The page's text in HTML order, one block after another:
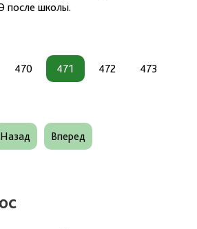
после школы.
470 471 472 473
Назад Вперед